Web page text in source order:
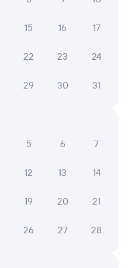
7,7
Мысовая
Бабушкин
13:31
8,9
15 16 17
22 23 24
29 30 31
5 6 7
12 13 14
19 20 21
26 27 28